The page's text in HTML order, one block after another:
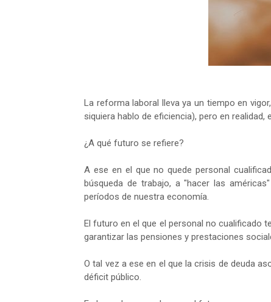
La reforma laboral lleva ya un tiempo en
siquiera hablo de eficiencia), pero en realidad,
¿A qué futuro se refiere?
A ese en el que no quede personal
búsqueda de trabajo, a "hacer las
períodos de nuestra economía.
El futuro en el que el personal no cualificado
garantizar las pensiones y prestaciones
O tal vez a ese en el que la crisis de deuda
déficit público.